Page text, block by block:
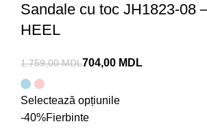
Sandale cu toc JH1823-08
HEEL
1.759,00MDL704,00 MDL
Selectează opțiunile
-40%Fierbinte